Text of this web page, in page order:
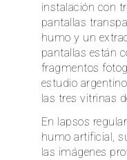
instalación con
pantallas
humo y un
pantallas están
fragmentos
estudio
las tres vitrinas
En lapsos
humo artificial,
las imágenes